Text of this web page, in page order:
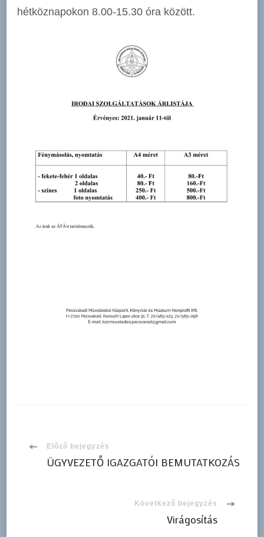
hétköznapokon 8.00-15.30 óra között.
Bejegyzések
Előző bejegyzés
ÜGYVEZETŐ IGAZGATÓI BEMUTATKOZÁS
Következő bejegyzés
Virágosítás